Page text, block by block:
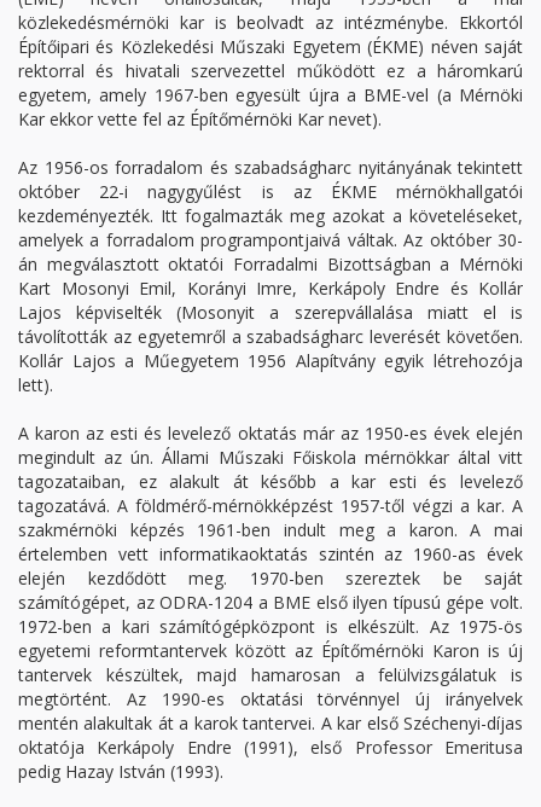
közlekedésmérnöki kar is beolvadt az intézménybe. Ekkortól
Építőipari és Közlekedési Műszaki Egyetem (ÉKME) néven saját
rektorral és hivatali szervezettel működött ez a háromkarú
egyetem, amely 1967-ben egyesült újra a BME-vel (a Mérnöki
Kar ekkor vette fel az Építőmérnöki Kar nevet).
Az 1956-os forradalom és szabadságharc nyitányának tekintett
október 22-i nagygyűlést is az ÉKME mérnökhallgatói
kezdeményezték. Itt fogalmazták meg azokat a követeléseket,
amelyek a forradalom programpontjaivá váltak. Az október 30-
án megválasztott oktatói Forradalmi Bizottságban a Mérnöki
Kart Mosonyi Emil, Korányi Imre, Kerkápoly Endre és Kollár
Lajos képviselték (Mosonyit a szerepvállalása miatt el is
távolították az egyetemről a szabadságharc leverését követően.
Kollár Lajos a Műegyetem 1956 Alapítvány egyik létrehozója
lett).
A karon az esti és levelező oktatás már az 1950-es évek elején
megindult az ún. Állami Műszaki Főiskola mérnökkar által vitt
tagozataiban, ez alakult át később a kar esti és levelező
tagozatává. A földmérő-mérnökképzést 1957-től végzi a kar. A
szakmérnöki képzés 1961-ben indult meg a karon. A mai
értelemben vett informatikaoktatás szintén az 1960-as évek
elején kezdődött meg. 1970-ben szereztek be saját
számítógépet, az ODRA-1204 a BME első ilyen típusú gépe volt.
1972-ben a kari számítógépközpont is elkészült. Az 1975-ös
egyetemi reformtantervek között az Építőmérnöki Karon is új
tantervek készültek, majd hamarosan a felülvizsgálatuk is
megtörtént. Az 1990-es oktatási törvénnyel új irányelvek
mentén alakultak át a karok tantervei. A kar első Széchenyi-díjas
oktatója Kerkápoly Endre (1991), első Professor Emeritusa
pedig Hazay István (1993).